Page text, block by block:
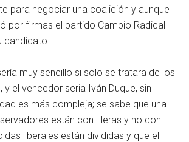
para negociar una coalición y aunque
por firmas el partido Cambio Radical
muy sencillo si solo se tratara de los
y el vencedor seria Iván Duque, sin
es más compleja; se sabe que una
están con Lleras y no con
liberales están divididas y que el